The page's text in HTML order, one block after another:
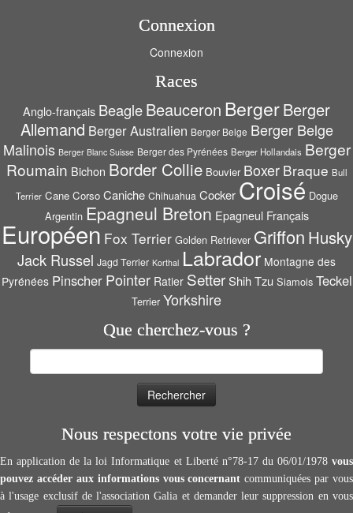
Connexion
Connexion
Races
Anglo-français BeagleBeauceron BergerBerger
Allemand Berger Australien Berger Belge Berger Belge
Malinois Berger Blanc Suisse Berger des Pyrénées Berger Hollandais Berger
Roumain Bichon Border Collie Bouvier Boxer Braque Bull
Terrier Cane Corso Caniche Chihuahua Cocker Croisé Dogue
Argentin Epagneul Breton Epagneul Français
Européen Fox Terrier Golden Retriever Griffon Husky
Jack Russel Jagd Terrier Korthal Labrador Montagne des
Pyrénées Pinscher Pointer Ratier Setter Shih Tzu Siamois Teckel
Terrier Yorkshire
Que cherchez-vous ?
Nous respectons votre vie privée
En application de la loi Informatique et Liberté n°78-17 du 06/01/1978 vous
pouvez accéder aux informations vous concernantcommuniquées par vous
à l'usage exclusif de l'association Galia et demander leur suppression en vous